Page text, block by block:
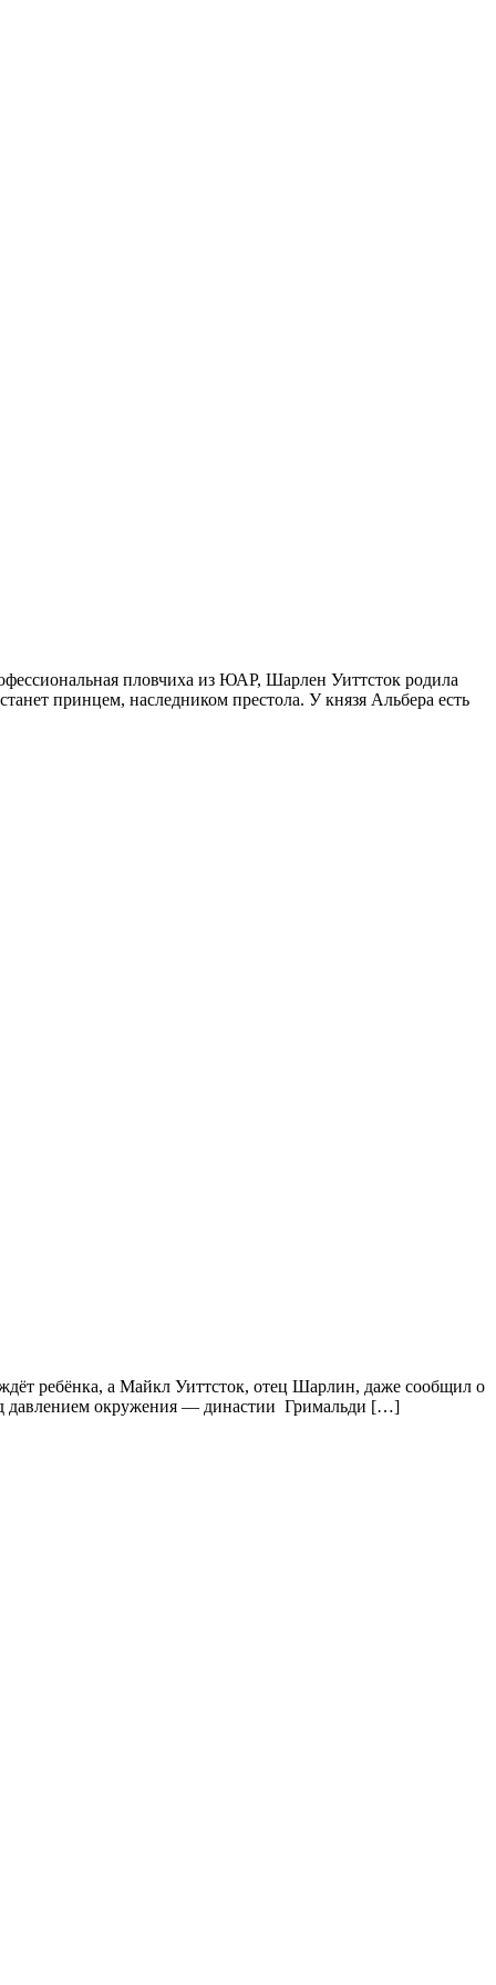
пловчиха из ЮАР, Шарлен Уиттсток родила
принцем, наследником престола. У князя Альбера есть
ребёнка, а Майкл Уиттсток, отец Шарлин, даже сообщил о
давлением окружения — династии Гримальди […]